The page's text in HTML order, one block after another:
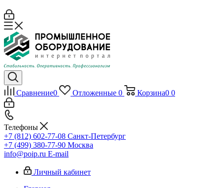
Сравнение0 Отложенные 0 Корзина0 0
Телефоны
+7 (812) 602-77-08 Санкт-Петербург
+7 (499) 380-77-90 Москва
info@poip.ru E-mail
Личный кабинет